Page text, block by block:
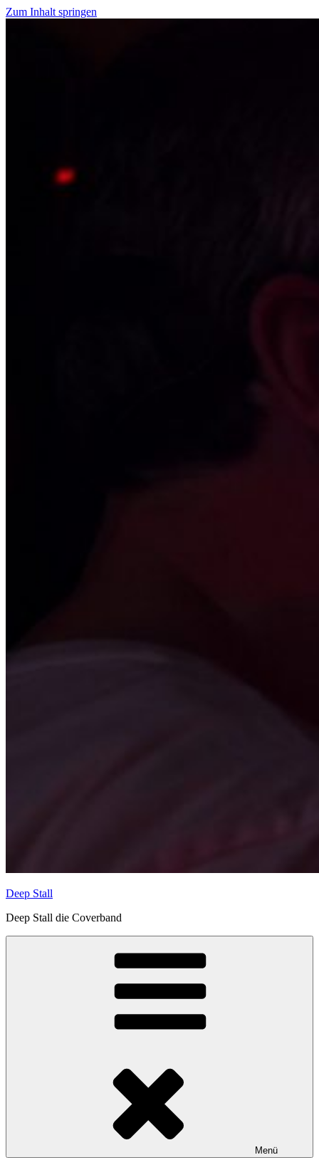
Zum Inhalt springen
Deep Stall
Deep Stall die Coverband
Menü